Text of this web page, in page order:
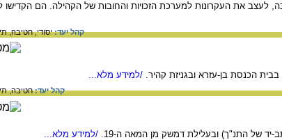
את העקרונות למערכת הזכויות והחובות של הקהילה. הם הקדישו
קהל יעד:יסודי,חטיבה,
הכנסת בן-עזרא ובגניזת קהיר. /למידע מלא...
קהל יעד:חטיבה,
של התנ"ך) ובעלילת דמשק מן המאה ה-19. /למידע מלא...